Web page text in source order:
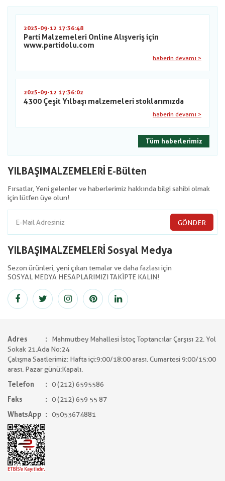
2025-09-12 17:36:48
Parti Malzemeleri Online Alışveriş için
www.partidolu.com
haberin devamı >
2025-09-12 17:36:02
4300 Çeşit Yılbaşı malzemeleri stoklarımızda
haberin devamı >
Tüm haberlerimiz
YILBAŞIMALZEMELERİ E-Bülten
Fırsatlar, Yeni gelenler ve haberlerimiz hakkında bilgi sahibi olmak
için lütfen üye olun!
GÖNDER
YILBAŞIMALZEMELERİ Sosyal Medya
Sezon ürünleri, yeni çıkan temalar ve daha fazlası için
SOSYAL MEDYA HESAPLARIMIZI TAKİPTE KALIN!
Adres
Mahmutbey Mahallesi İstoç Toptancılar Çarşısı 22. Yol
Sokak 21.Ada No:24
Çalışma Saatlerimiz: Hafta içi:9:00/18:00 arası. Cumartesi 9:00/15:00
arası. Pazar günü:Kapalı.
Telefon
0 (212) 6595586
Faks
0 (212) 659 55 87
WhatsApp
05053674881